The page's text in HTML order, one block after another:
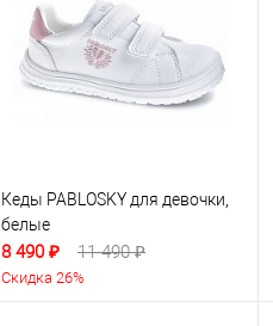
Кеды PABLOSKY для девочки,
белые
8 490 ₽ 11 490 ₽
Скидка 26%